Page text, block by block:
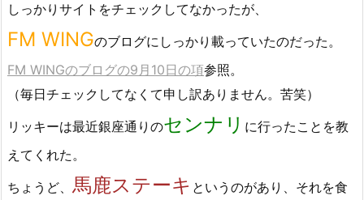
しっかりサイトをチェックしてなかったが、
FM WINGのブログにしっかり載っていたのだった。
FM WINGのブログの9月10日の項参照。
（毎日チェックしてなくて申し訳ありません。苦笑）
リッキーは最近銀座通りのセンナリ に行ったことを教
えてくれた。
ちょうど、 馬鹿ステーキ というのがあり、それを食